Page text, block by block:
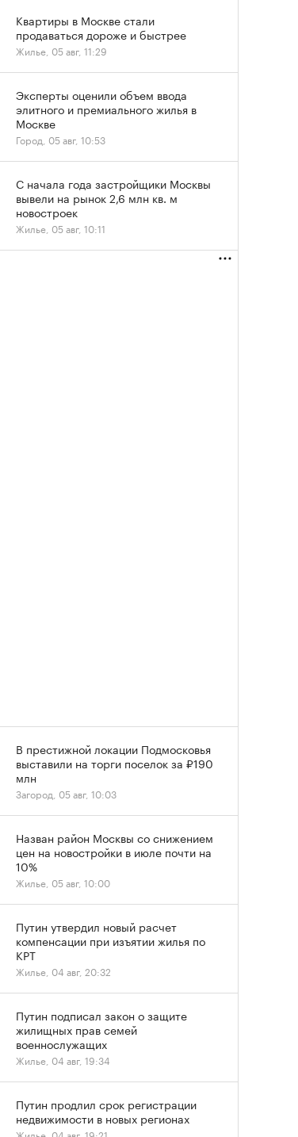
Квартиры в Москве стали
продаваться дороже и быстрее
Жилье, 05 авг, 11:29
Эксперты оценили объем ввода
элитного и премиального жилья в
Москве
Город, 05 авг, 10:53
С начала года застройщики Москвы
вывели на рынок 2,6 млн кв. м
новостроек
Жилье, 05 авг, 10:11
В престижной локации Подмосковья
выставили на торги поселок за ₽190
млн
Загород, 05 авг, 10:03
Назван район Москвы со снижением
цен на новостройки в июле почти на
10%
Жилье, 05 авг, 10:00
Путин утвердил новый расчет
компенсации при изъятии жилья по
КРТ
Жилье, 04 авг, 20:32
Путин подписал закон о защите
жилищных прав семей
военнослужащих
Жилье, 04 авг, 19:34
Путин продлил срок регистрации
недвижимости в новых регионах